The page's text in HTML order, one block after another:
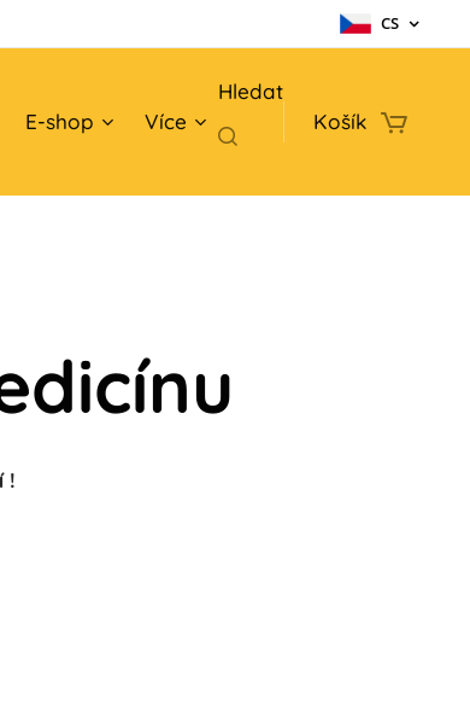
CS
E-shop Více
Hledat
Košík
!